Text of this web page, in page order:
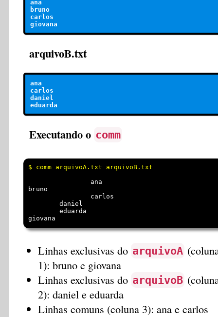
ana
bruno
carlos
arquivoB.txt
ana
carlos
daniel
Executando o comm
                ana
bruno
                carlos
        daniel
        eduarda
Linhas exclusivas do arquivoA
1): bruno e giovana
Linhas exclusivas do arquivoB
2): daniel e eduarda
Linhas comuns (coluna 3): ana e carlos